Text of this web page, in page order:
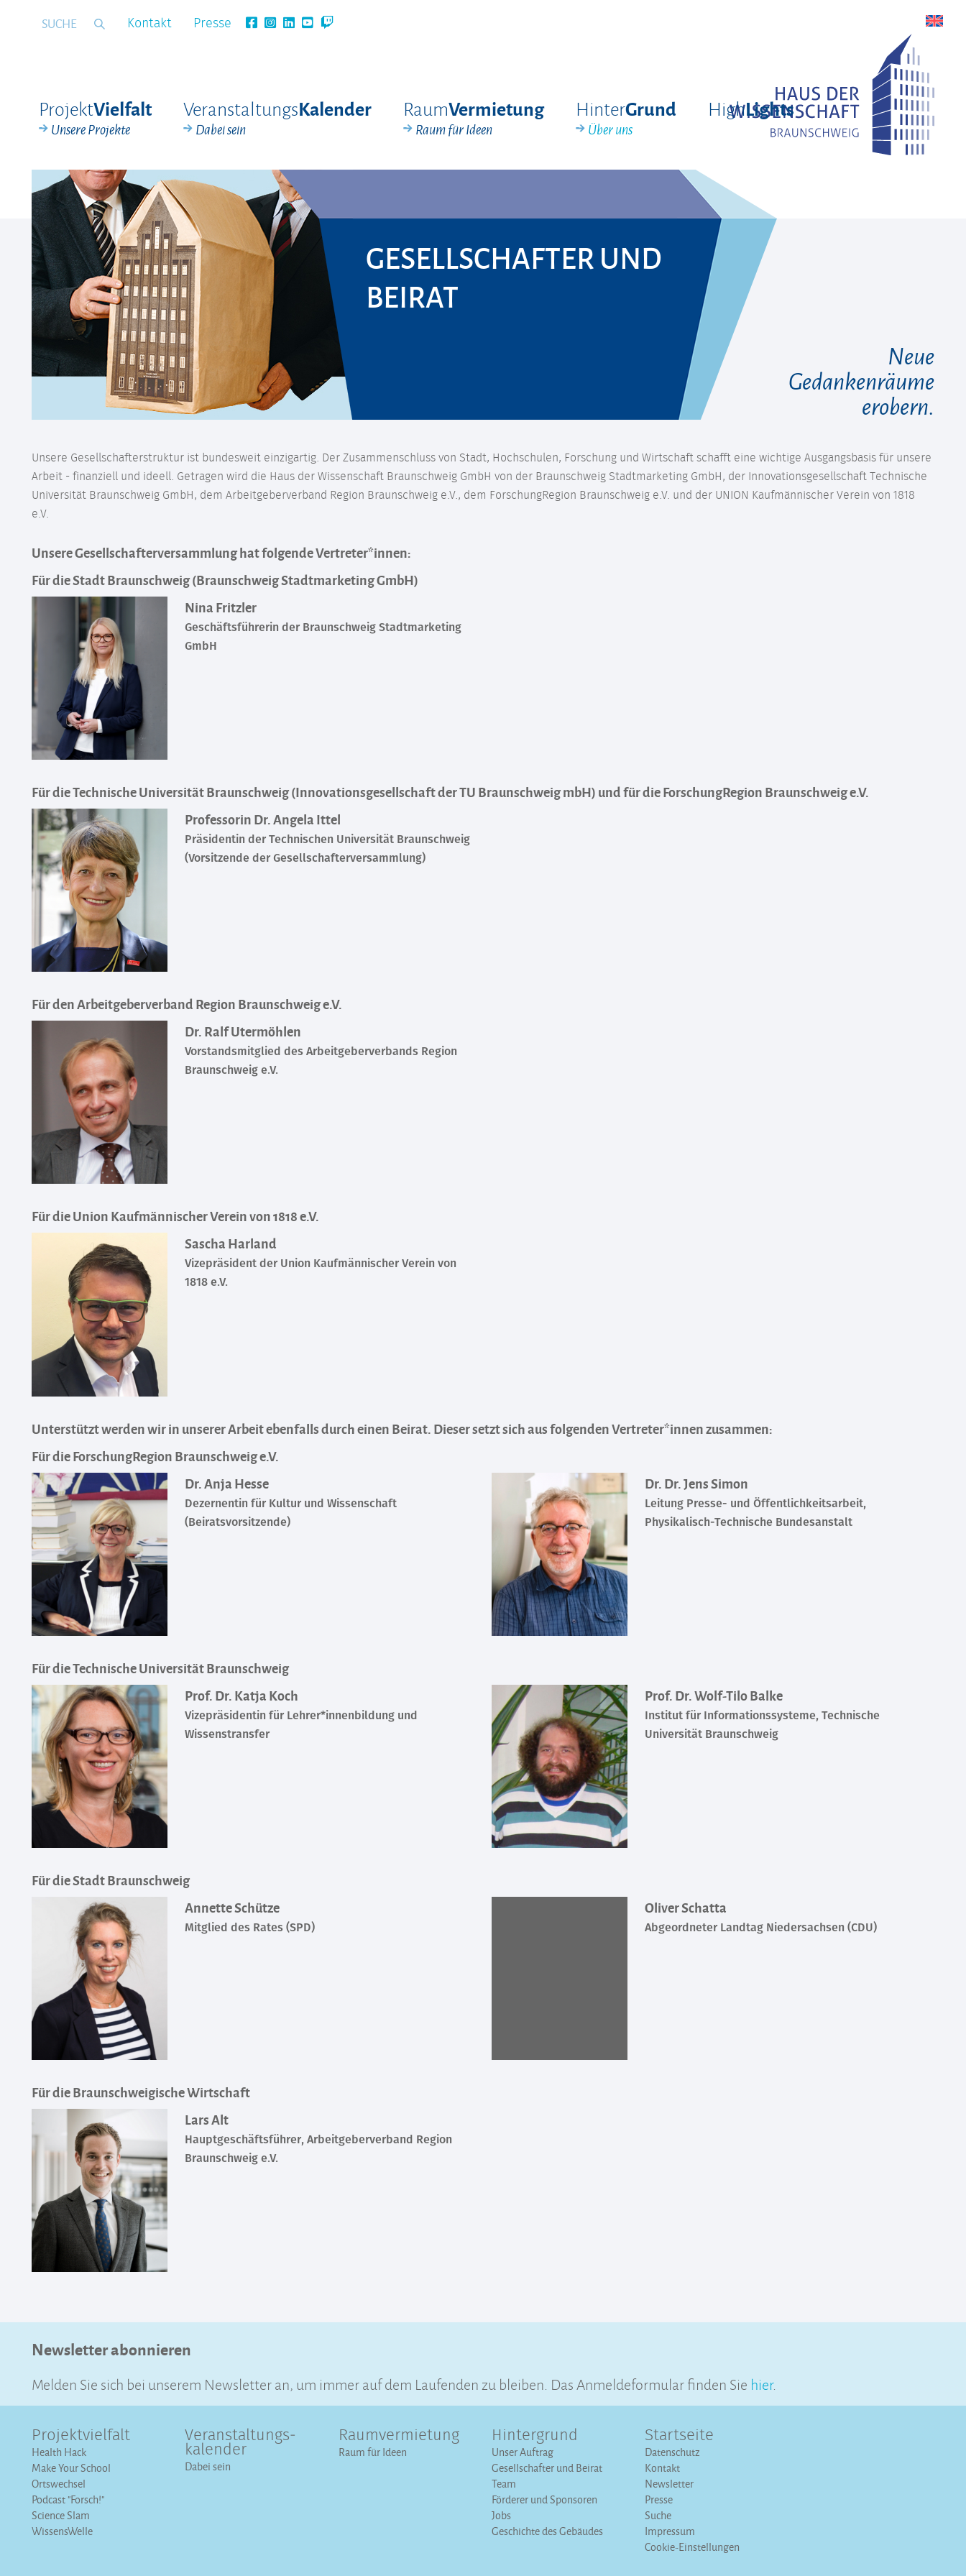
Kontakt Presse
ProjektVielfalt
Unsere Projekte
VeranstaltungsKalender
Dabei sein
RaumVermietung
Raum für Ideen
HinterGrund
Über uns
HighLights
GESELLSCHAFTER UND
BEIRAT
Neue
Gedankenräume
erobern.
Unsere Gesellschafterstruktur ist bundesweit einzigartig. Der Zusammenschluss von Stadt, Hochschulen, Forschung und Wirtschaft schafft eine wichtige Ausgangsbasis für unsere
Arbeit - finanziell und ideell. Getragen wird die Haus der Wissenschaft Braunschweig GmbH von der Braunschweig Stadtmarketing GmbH, der Innovationsgesellschaft Technische
Universität Braunschweig GmbH, dem Arbeitgeberverband Region Braunschweig e.V., dem ForschungRegion Braunschweig e.V. und der UNION Kaufmännischer Verein von 1818
e.V.
Unsere Gesellschafterversammlung hat folgende Vertreter*innen:
Für die Stadt Braunschweig (Braunschweig Stadtmarketing GmbH)
Nina Fritzler
Geschäftsführerin der Braunschweig Stadtmarketing
GmbH
Für die Technische Universität Braunschweig (Innovationsgesellschaft der TU Braunschweig mbH) und für die ForschungRegion Braunschweig e.V.
Professorin Dr. Angela Ittel
Präsidentin der Technischen Universität Braunschweig
(Vorsitzende der Gesellschafterversammlung)
Für den Arbeitgeberverband Region Braunschweig e.V.
Dr. Ralf Utermöhlen
Vorstandsmitglied des Arbeitgeberverbands Region
Braunschweig e.V.
Für die Union Kaufmännischer Verein von 1818 e.V.
Sascha Harland
Vizepräsident der Union Kaufmännischer Verein von
1818 e.V.
Unterstützt werden wir in unserer Arbeit ebenfalls durch einen Beirat. Dieser setzt sich aus folgenden Vertreter*innen zusammen:
Für die ForschungRegion Braunschweig e.V.
Dr. Anja Hesse
Dezernentin für Kultur und Wissenschaft
(Beiratsvorsitzende)
Dr. Dr. Jens Simon
Leitung Presse- und Öffentlichkeitsarbeit,
Physikalisch-Technische Bundesanstalt
Für die Technische Universität Braunschweig
Prof. Dr. Katja Koch
Vizepräsidentin für Lehrer*innenbildung und
Wissenstransfer
Prof. Dr. Wolf-Tilo Balke
Institut für Informationssysteme, Technische
Universität Braunschweig
Für die Stadt Braunschweig
Annette Schütze
Mitglied des Rates (SPD)
Oliver Schatta
Abgeordneter Landtag Niedersachsen (CDU)
Für die Braunschweigische Wirtschaft
Lars Alt
Hauptgeschäftsführer, Arbeitgeberverband Region
Braunschweig e.V.
Newsletter abonnieren
Melden Sie sich bei unserem Newsletter an, um immer auf dem Laufenden zu bleiben. Das Anmeldeformular finden Sie hier.
Projektvielfalt
Health Hack
Make Your School
Ortswechsel
Podcast "Forsch!"
Science Slam
WissensWelle
Veranstaltungs­
kalender
Dabei sein
Raumvermietung
Raum für Ideen
Hintergrund
Unser Auftrag
Gesellschafter und Beirat
Team
Förderer und Sponsoren
Jobs
Geschichte des Gebäudes
Startseite
Datenschutz
Kontakt
Newsletter
Presse
Suche
Impressum
Cookie-Einstellungen